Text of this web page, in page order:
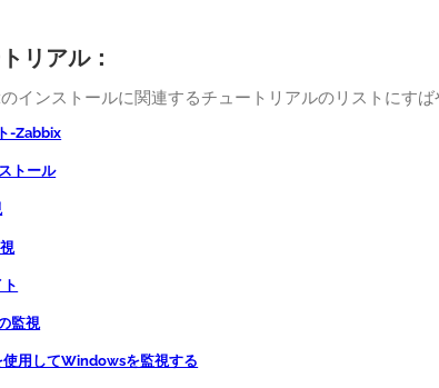
リアル：
インストールに関連するチュートリアルのリストにすば
-Zabbix
トール
監視
用してWindowsを監視する